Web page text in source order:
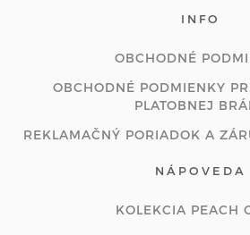
INFO
OBCHODNÉ
OBCHODNÉ PODMIENKY
PLATOBNEJ
REKLAMAČNÝ PORIADOK A
NÁPOVEDA
KOLEKCIA PEACH